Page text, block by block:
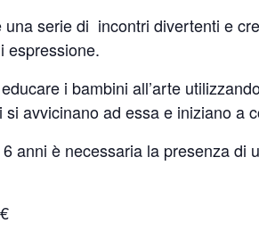
serie di incontri divertenti e
espressione.
i bambini all’arte
si avvicinano ad essa e iniziano
anni è necessaria la presenza